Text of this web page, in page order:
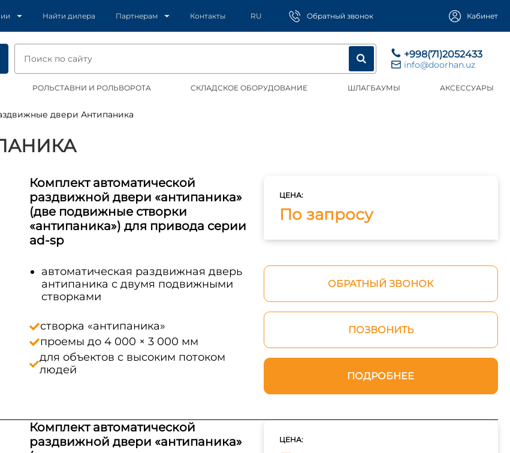
Найти дилера Партнерам Контакты RU Обратный звонок Кабинет
+998(71)2052433
info@doorhan.uz
РОЛЬСТАВНИ И РОЛЬВОРОТА СКЛАДСКОЕ ОБОРУДОВАНИЕ ШЛАГБАУМЫ АКСЕССУАРЫ
двери Антипаника
Комплект автоматической
раздвижной двери «антипаника»
(две подвижные створки
«антипаника») для привода серии
ad-sp
автоматическая раздвижная дверь
антипаника с двумя подвижными
створками
створка «антипаника»
проемы до 4 000 × 3 000 мм
для объектов с высоким потоком
людей
ЦЕНА:
По запросу
ОБРАТНЫЙ ЗВОНОК
ПОЗВОНИТЬ
ПОДРОБНЕЕ
Комплект автоматической
раздвижной двери «антипаника»
ЦЕНА: